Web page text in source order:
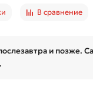
В сравнение
и позже.